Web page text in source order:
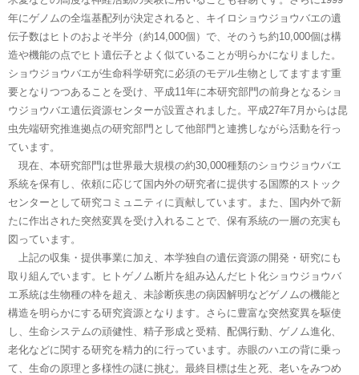
年にゲノムの全塩基配列が決定されると、キイロショウジョウバエの遺
伝子数はヒトのおよそ半分（約14,000個）で、そのうち約10,000個は構
造や機能の点でヒト遺伝子とよく似ていることが明らかになりました。
ショウジョウバエが生命科学研究に必須のモデル生物としてますます重
要となりつつあることを受け、平成11年に本研究部門の前身となるショ
ウジョウバエ遺伝資源センターが設置されました。平成27年7月からは昆
虫先端研究推進拠点の研究部門として他部門と連携しながら活動を行っ
ています。
現在、本研究部門は世界最大規模の約30,000種類のショウジョウバエ
系統を保有し、依頼に応じて国内外の研究者に提供する国際的ストック
センターとして研究コミュニティに貢献しています。また、国内外で新
たに作出された突然変異を受け入れることで、保有系統の一層の充実も
図っています。
上記の収集・提供事業に加え、本学独自の遺伝資源の開発・研究にも
取り組んでいます。ヒトゲノム断片を組み込んだヒト化ショウジョウバ
エ系統は生物種の枠を超え、未診断疾患の病因解明などゲノムの機能と
構造を明らかにする研究資源となります。さらに豊富な突然変異を駆使
し、生命システムの頑健性、精子形成と受精、配偶行動、ゲノム進化、
老化などに関する研究を精力的に行っています。赤眼のハエの背に乗っ
て、生命の原理と多様性の謎に挑む。最終目標は生と死、老いをみつめ